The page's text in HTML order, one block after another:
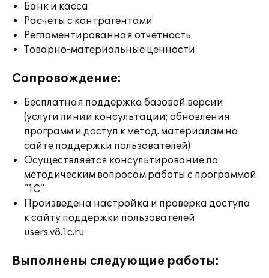
Банк и касса
Расчеты с контрагентами
Регламентированная отчетность
Товарно-материальные ценности
Сопровождение:
Бесплатная поддержка базовой версии
(услуги линии консультации; обновления
программ и доступ к метод. материалам на
сайте поддержки пользователей)
Осуществляется консультирование по
методическим вопросам работы с программой
"1С"
Произведена настройка и проверка доступа
к сайту поддержки пользователей
users.v8.1c.ru
Выполнены следующие работы: